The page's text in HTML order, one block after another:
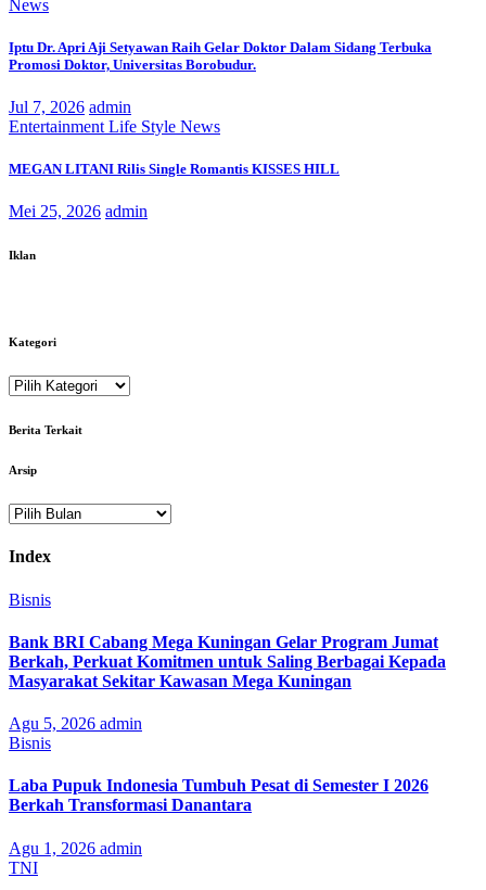
News
Iptu Dr. Apri Aji Setyawan Raih Gelar Doktor Dalam Sidang Terbuka
Promosi Doktor, Universitas Borobudur.
Jul 7, 2026 admin
Entertainment Life Style News
MEGAN LITANI Rilis Single Romantis KISSES HILL
Mei 25, 2026 admin
Iklan
Kategori
Kategori
Berita Terkait
Arsip
Arsip
Index
Bisnis
Bank BRI Cabang Mega Kuningan Gelar Program Jumat
Berkah, Perkuat Komitmen untuk Saling Berbagai Kepada
Masyarakat Sekitar Kawasan Mega Kuningan
Agu 5, 2026 admin
Bisnis
Laba Pupuk Indonesia Tumbuh Pesat di Semester I 2026
Berkah Transformasi Danantara
Agu 1, 2026 admin
TNI